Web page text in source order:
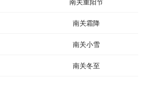
南关重阳节
南关霜降
南关小雪
南关冬至